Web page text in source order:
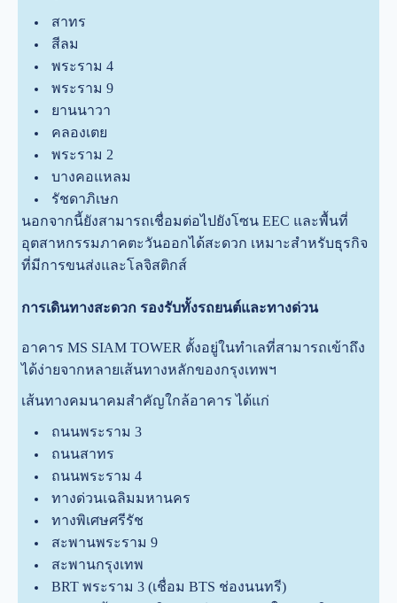
สาทร
สีลม
พระราม 4
พระราม 9
ยานนาวา
คลองเตย
พระราม 2
บางคอแหลม
รัชดาภิเษก
นอกจากนี้ยังสามารถเชื่อมต่อไปยังโซน EEC และพื้นที่
อุตสาหกรรมภาคตะวันออกได้สะดวก เหมาะสำหรับธุรกิจ
ที่มีการขนส่งและโลจิสติกส์
การเดินทางสะดวก รองรับทั้งรถยนต์และทางด่วน
อาคาร MS SIAM TOWER ตั้งอยู่ในทำเลที่สามารถเข้าถึง
ได้ง่ายจากหลายเส้นทางหลักของกรุงเทพฯ
เส้นทางคมนาคมสำคัญใกล้อาคาร ได้แก่
ถนนพระราม 3
ถนนสาทร
ถนนพระราม 4
ทางด่วนเฉลิมมหานคร
ทางพิเศษศรีรัช
สะพานพระราม 9
สะพานกรุงเทพ
BRT พระราม 3 (เชื่อม BTS ช่องนนทรี)